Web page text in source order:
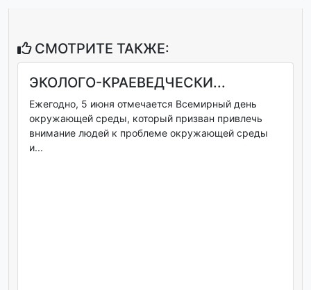
СМОТРИТЕ ТАКЖЕ:
ЭКОЛОГО-КРАЕВЕДЧЕСКИ...
Ежегодно, 5 июня отмечается Всемирный день
окружающей среды, который призван привлечь
внимание людей к проблеме окружающей среды
и...